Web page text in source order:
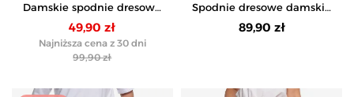
Damskie spodnie dresowe
z prostą nogawką -
RÓŻOWY
49,90 zł
Najniższa cena z 30 dni
99,90 zł
Spodnie dresowe damskie
z wysokim stanem i
szeroką nogawką -
89,90 zł